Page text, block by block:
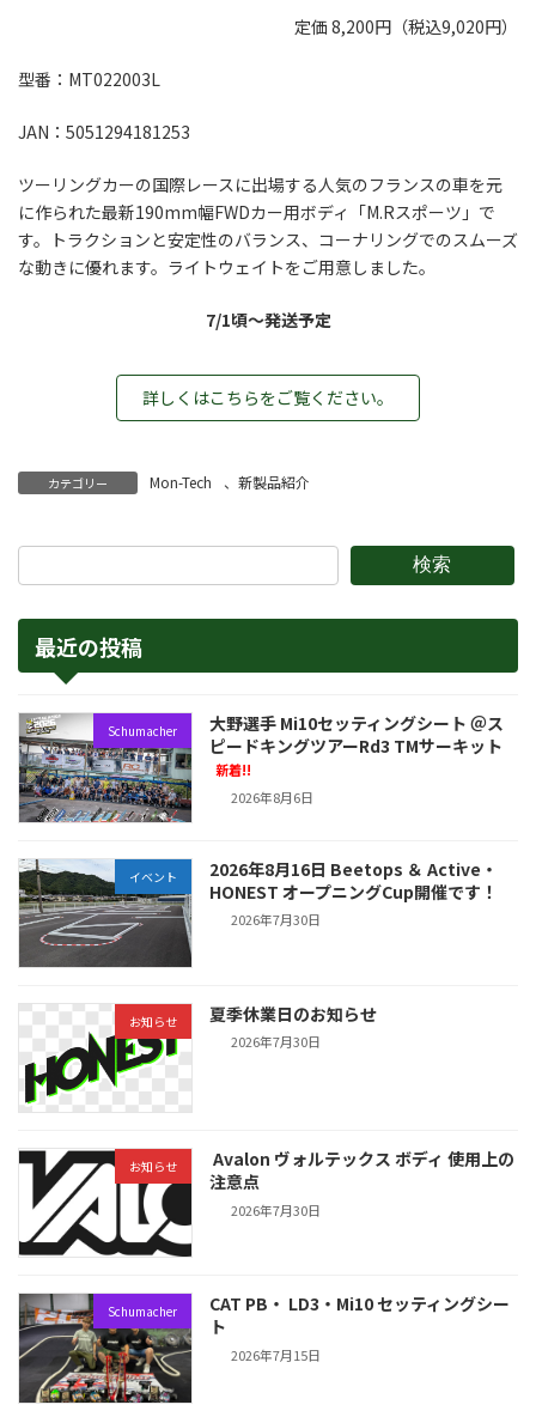
定価 8,200円（税込9,020円）
型番：MT022003L
JAN：5051294181253
ツーリングカーの国際レースに出場する人気のフランスの車を元
に作られた最新190mm幅FWDカー用ボディ「M.Rスポーツ」で
す。トラクションと安定性のバランス、コーナリングでのスムーズ
な動きに優れます。ライトウェイトをご用意しました。
7/1頃～発送予定
詳しくはこちらをご覧ください。
カテゴリー Mon-Tech 、 新製品紹介
検索
最近の投稿
Schumacher
大野選手 Mi10セッティングシート ＠ス
ピードキングツアーRd3 TMサーキット
新着!!
2026年8月6日
イベント
2026年8月16日 Beetops ＆ Active・
HONEST オープニングCup開催です！
2026年7月30日
お知らせ 夏季休業日のお知らせ
2026年7月30日
お知らせ
Avalon ヴォルテックス ボディ 使用上の
注意点
2026年7月30日
Schumacher
CAT PB・ LD3・Mi10 セッティングシー
ト
2026年7月15日